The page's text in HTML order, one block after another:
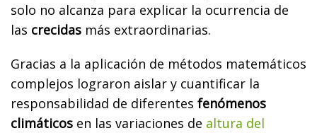
solo no alcanza para explicar la ocurrencia de
las crecidas más extraordinarias.
Gracias a la aplicación de métodos matemáticos
complejos lograron aislar y cuantificar la
responsabilidad de diferentes fenómenos
climáticos en las variaciones de altura del